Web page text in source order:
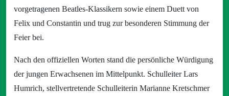
vorgetragenen Beatles-Klassikern sowie einem Duett von
Felix und Constantin und trug zur besonderen Stimmung der
Feier bei.
Nach den offiziellen Worten stand die persönliche Würdigung
der jungen Erwachsenen im Mittelpunkt. Schulleiter Lars
Humrich, stellvertretende Schulleiterin Marianne Kretschmer